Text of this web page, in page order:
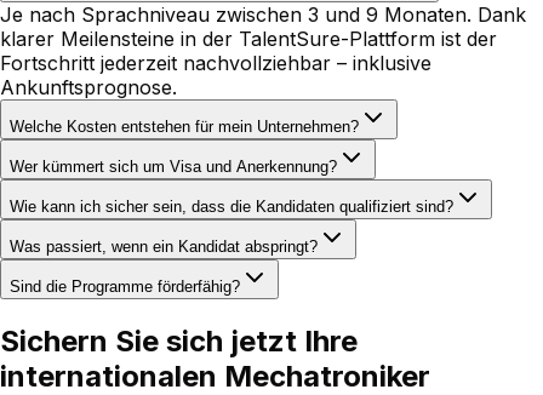
Je nach Sprachniveau zwischen 3 und 9 Monaten. Dank
klarer Meilensteine in der TalentSure-Plattform ist der
Fortschritt jederzeit nachvollziehbar – inklusive
Ankunftsprognose.
Welche Kosten entstehen für mein Unternehmen?
Wer kümmert sich um Visa und Anerkennung?
Wie kann ich sicher sein, dass die Kandidaten qualifiziert sind?
Was passiert, wenn ein Kandidat abspringt?
Sind die Programme förderfähig?
Sichern Sie sich jetzt Ihre
internationalen Mechatroniker